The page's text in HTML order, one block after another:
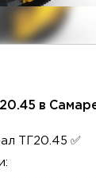
в
ТГ20.45 ✅